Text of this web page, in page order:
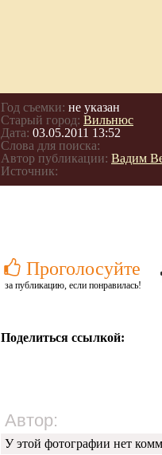
Год съемки: не указан
Старый город: Вильнюс
Дата: 03.05.2011 13:52
Слова для поиска:
Автор публикации: Вадим
Источник:
Проголосуйте
за публикацию, если понравилась!
Поделиться ссылкой:
Автор:
У этой фотографии нет